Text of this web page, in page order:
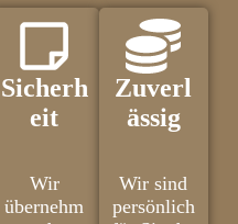
Sicherh
eit
Wir
übernehm
Zuverl
ässig
Wir sind
persönlich